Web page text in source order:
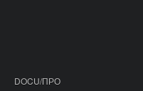
DOCU/ПРО